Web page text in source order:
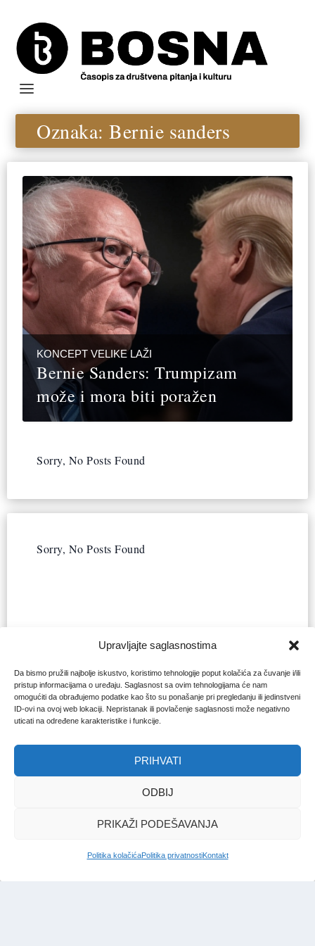
Upravljajte saglasnostima
Da bismo pružili najbolje iskustvo, koristimo tehnologije poput kolačića za čuvanje i/ili
pristup informacijama o uređaju. Saglasnost sa ovim tehnologijama će nam
omogućiti da obrađujemo podatke kao što su ponašanje pri pregledanju ili jedinstveni
ID-ovi na ovoj web lokaciji. Nepristanak ili povlačenje saglasnosti može negativno
uticati na određene karakteristike i funkcije.
PRIHVATI
ODBIJ
PRIKAŽI PODEŠAVANJA
Politika kolačićaPolitika privatnostiKontakt
Oznaka:Bernie sanders
KONCEPT VELIKE LAŽI
Bernie Sanders: Trumpizam
može i mora biti poražen
Sorry, No Posts Found
Sorry, No Posts Found